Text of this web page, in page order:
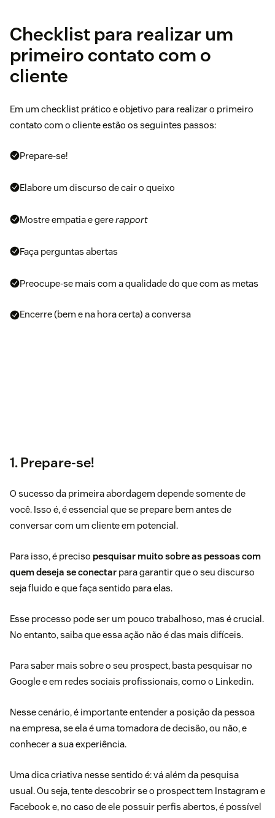
Checklist para realizar um
primeiro contato com o
cliente
Em um checklist prático e objetivo para realizar o primeiro
contato com o cliente estão os seguintes passos:
Prepare-se!
Elabore um discurso de cair o queixo
Mostre empatia e gererapport
Faça perguntas abertas
Preocupe-se mais com a qualidade do que com as metas
Encerre (bem e na hora certa) a conversa
1. Prepare-se!
O sucesso da primeira abordagem depende somente de
você. Isso é, é essencial que se prepare bem antes de
conversar com um cliente em potencial.
Para isso, é preciso pesquisar muito sobre as pessoas com
quem deseja se conectar para garantir que o seu discurso
seja fluido e que faça sentido para elas.
Esse processo pode ser um pouco trabalhoso, mas é crucial.
No entanto, saiba que essa ação não é das mais difíceis.
Para saber mais sobre o seu prospect, basta pesquisar no
Google e em redes sociais profissionais, como o Linkedin.
Nesse cenário, é importante entender a posição da pessoa
na empresa, se ela é uma tomadora de decisão, ou não, e
conhecer a sua experiência.
Uma dica criativa nesse sentido é: vá além da pesquisa
usual. Ou seja, tente descobrir se o prospect tem Instagram e
Facebook e, no caso de ele possuir perfis abertos, é possível